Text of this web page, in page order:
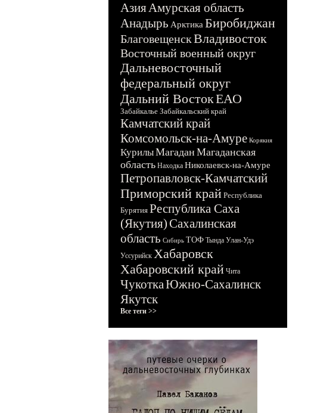
АзияАмурская область
Анадырь Арктика Биробиджан
БлаговещенскВладивосток
Восточный военный округ
Дальневосточный
федеральный округ
Дальний ВостокЕАО
Забайкалье Забайкальский край
Камчатский край
Комсомольск-на-Амуре Корякия
КурилыМагадан Магаданская
область Находка Николаевск-на-Амуре
Петропавловск-Камчатский
Приморский край Республика
Бурятия Республика Саха
(Якутия)Сахалинская
область Сибирь ТОФ Тында Улан-Удэ
Уссурийск Хабаровск
Хабаровский край Чита
ЧукоткаЮжно-Сахалинск
Якутск
Все теги >>